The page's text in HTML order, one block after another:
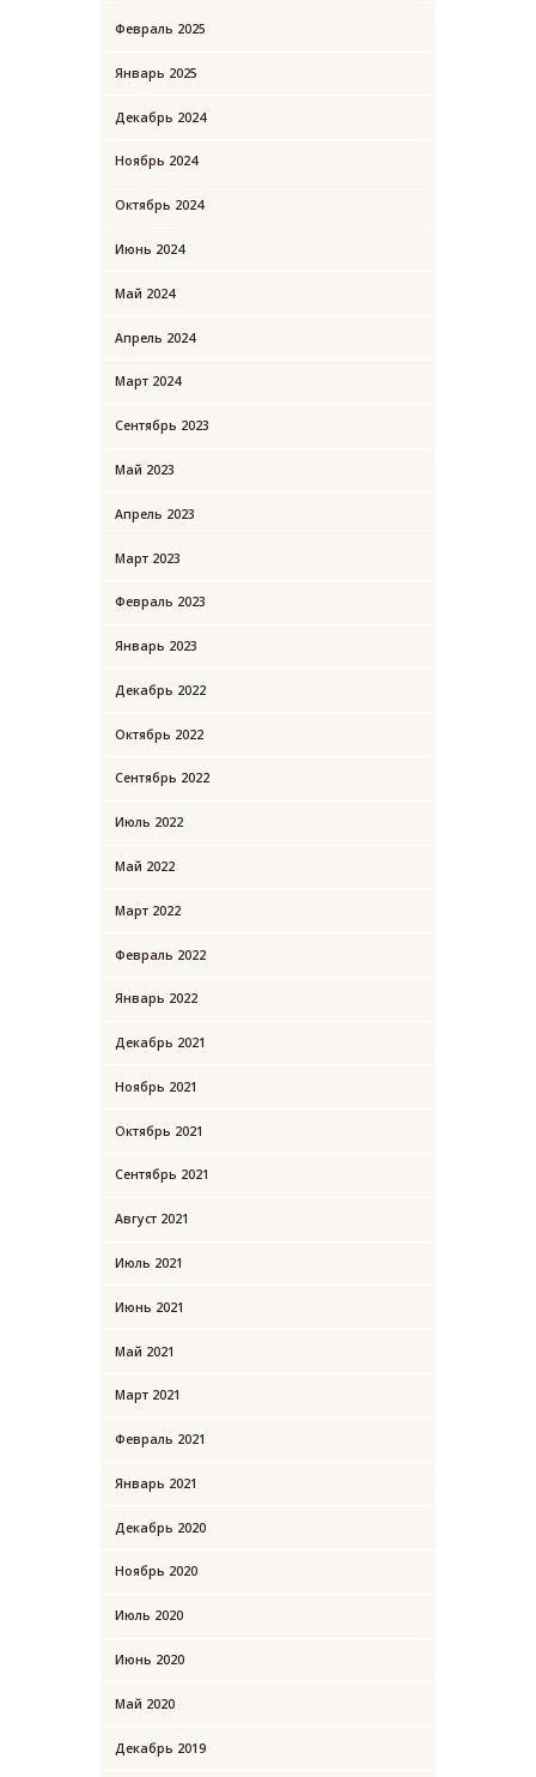
Февраль 2025
Январь 2025
Декабрь 2024
Ноябрь 2024
Октябрь 2024
Июнь 2024
Май 2024
Апрель 2024
Март 2024
Сентябрь 2023
Май 2023
Апрель 2023
Март 2023
Февраль 2023
Январь 2023
Декабрь 2022
Октябрь 2022
Сентябрь 2022
Июль 2022
Май 2022
Март 2022
Февраль 2022
Январь 2022
Декабрь 2021
Ноябрь 2021
Октябрь 2021
Сентябрь 2021
Август 2021
Июль 2021
Июнь 2021
Май 2021
Март 2021
Февраль 2021
Январь 2021
Декабрь 2020
Ноябрь 2020
Июль 2020
Июнь 2020
Май 2020
Декабрь 2019